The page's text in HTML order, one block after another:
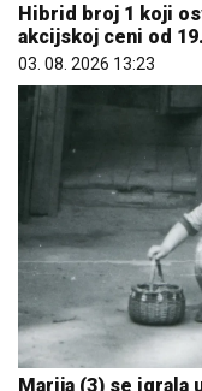
Hibrid broj 1 koji
akcijskoj ceni od
03. 08. 2026 13:23
Marija (3) se igrala